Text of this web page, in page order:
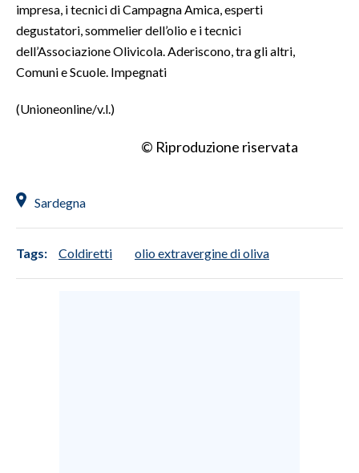
impresa, i tecnici di Campagna Amica, esperti
degustatori, sommelier dell’olio e i tecnici
dell’Associazione Olivicola. Aderiscono, tra gli altri,
Comuni e Scuole. Impegnati
(Unioneonline/v.l.)
© Riproduzione riservata
Sardegna
Tags: Coldiretti olio extravergine di oliva